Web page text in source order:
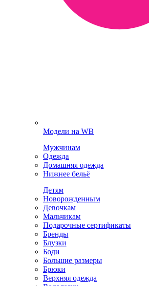
Модели на WB
Мужчинам
Одежда
Домашняя одежда
Нижнее бельё
Детям
Новорожденным
Девочкам
Мальчикам
Подарочные сертификаты
Бренды
Блузки
Боди
Большие размеры
Брюки
Верхняя одежда